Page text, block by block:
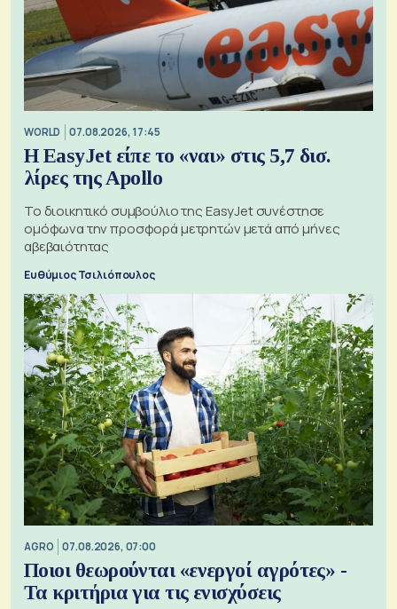
WORLD 07.08.2026, 17:45
Η EasyJet είπε το «ναι» στις 5,7 δισ.
λίρες της Apollo
Το διοικητικό συμβούλιο της EasyJet συνέστησε
ομόφωνα την προσφορά μετρητών μετά από μήνες
αβεβαιότητας
Ευθύμιος Τσιλιόπουλος
AGRO 07.08.2026, 07:00
Ποιοι θεωρούνται «ενεργοί αγρότες» -
Τα κριτήρια για τις ενισχύσεις